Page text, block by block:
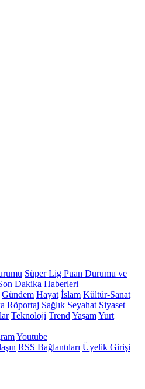
Süper Lig Puan Durumu ve
Dakika Haberleri
Gündem Hayat İslam Kültür-Sanat
Röportaj Sağlık Seyahat Siyaset
Teknoloji Trend YaşamYurt
Youtube
RSS Bağlantıları Üyelik Girişi